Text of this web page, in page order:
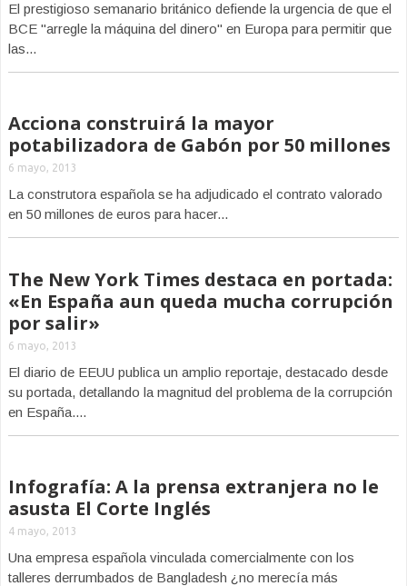
El prestigioso semanario británico defiende la urgencia de que el
BCE "arregle la máquina del dinero" en Europa para permitir que
las...
Acciona construirá la mayor
potabilizadora de Gabón por 50 millones
6 mayo, 2013
La construtora española se ha adjudicado el contrato valorado
en 50 millones de euros para hacer...
The New York Times destaca en portada:
«En España aun queda mucha corrupción
por salir»
6 mayo, 2013
El diario de EEUU publica un amplio reportaje, destacado desde
su portada, detallando la magnitud del problema de la corrupción
en España....
Infografía: A la prensa extranjera no le
asusta El Corte Inglés
4 mayo, 2013
Una empresa española vinculada comercialmente con los
talleres derrumbados de Bangladesh ¿no merecía más